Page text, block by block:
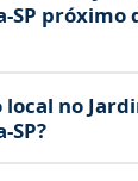
próximo
no